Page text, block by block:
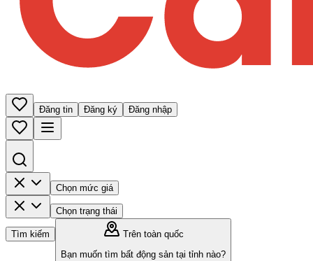
Đăng tin Đăng ký Đăng nhập
Chọn mức giá
Chọn trạng thái
Tìm kiếm
Trên toàn quốc
Bạn muốn tìm bất động sản tại tỉnh nào?